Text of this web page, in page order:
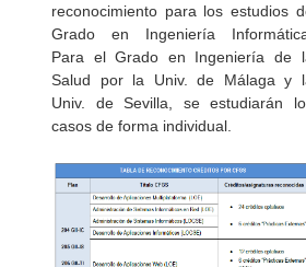
reconocimiento para los estudios
Grado en Ingeniería
Para el Grado en Ingeniería de
Salud por la Univ. de Málaga y
Univ. de Sevilla, se estudiarán
casos de forma individual.